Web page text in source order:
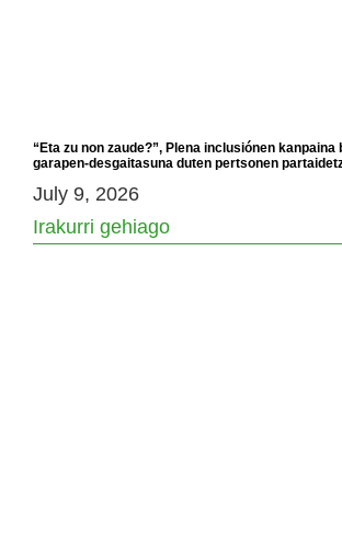
“Eta zu non zaude?”, Plena inclusiónen kanpaina
garapen-desgaitasuna duten pertsonen
July 9, 2026
Irakurri gehiago